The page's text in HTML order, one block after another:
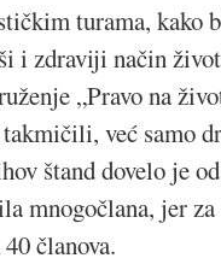
turama, kako
i zdraviji način
„Pravo na
već samo
štand dovelo je
mnogočlana, jer
članova.